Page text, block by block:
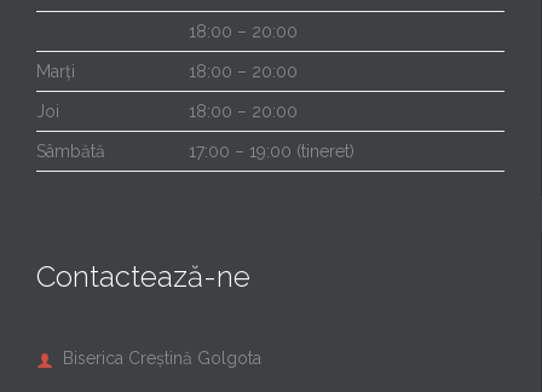
18:00 – 20:00
Marți 18:00 – 20:00
Joi 18:00 – 20:00
Sâmbătă 17:00 – 19:00 (tineret)
Contactează-ne
 Biserica Creștină Golgota